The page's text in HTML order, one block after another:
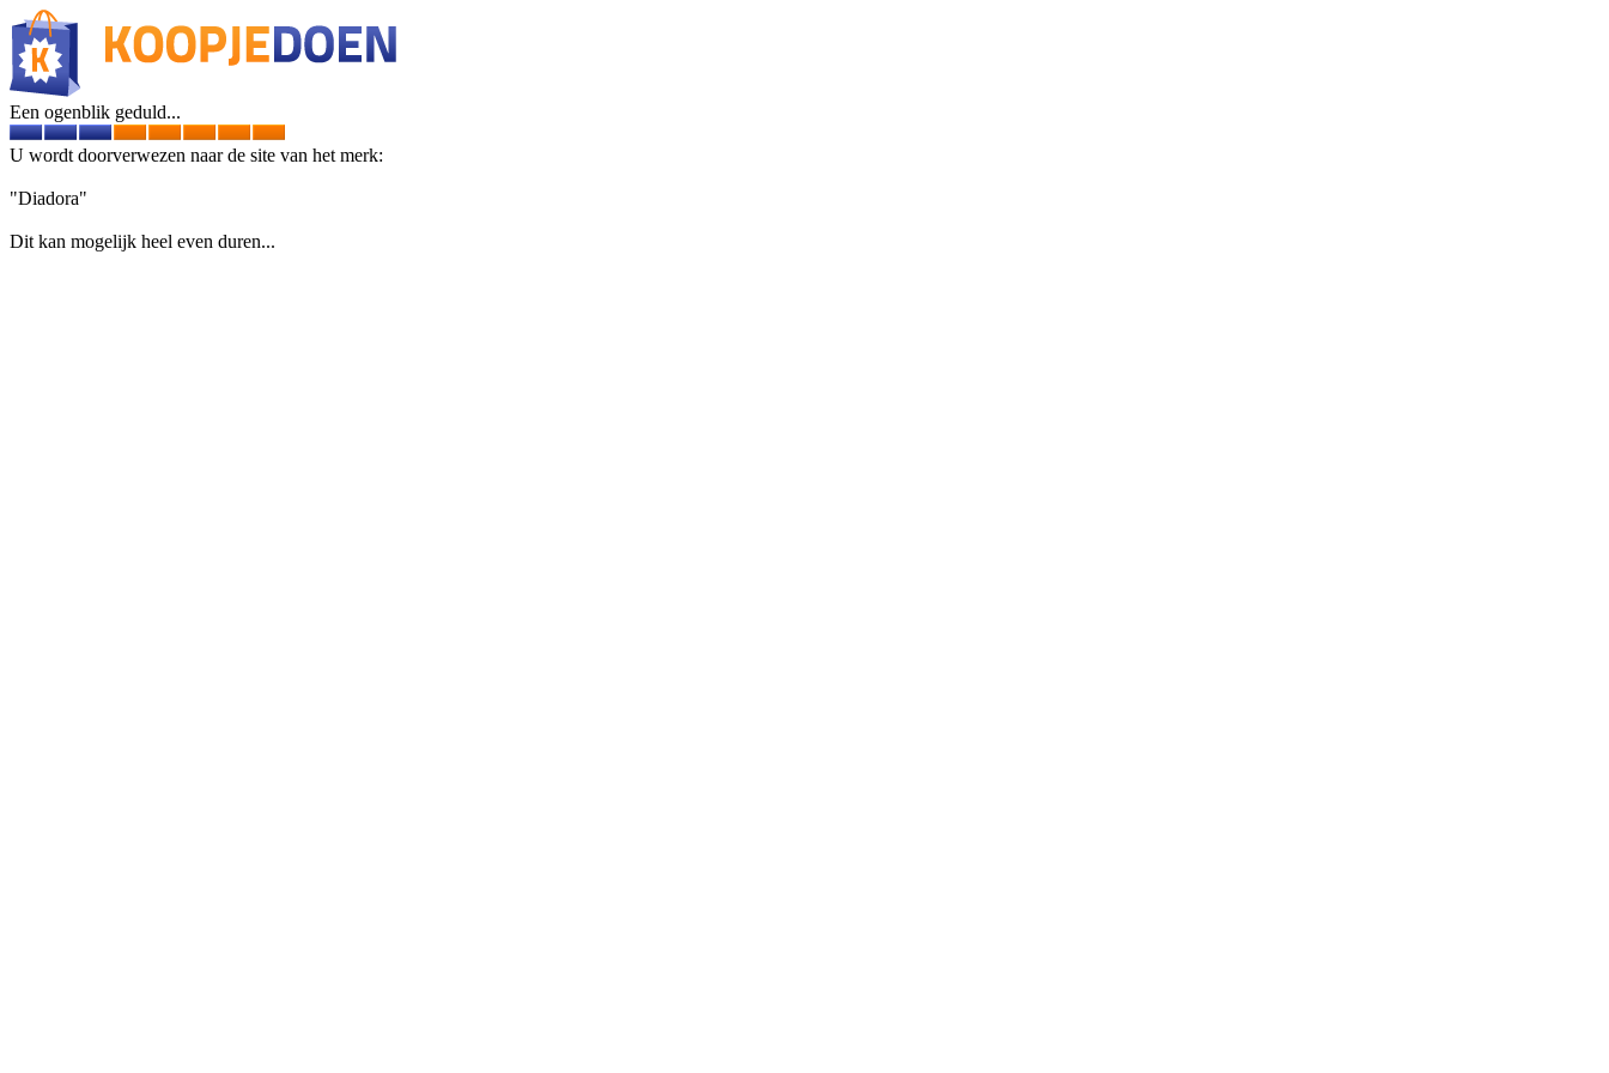
Een ogenblik geduld...
U wordt doorverwezen naar de site van het merk:
"Diadora"
Dit kan mogelijk heel even duren...